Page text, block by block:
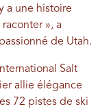
a une histoire
», a
de Utah.
Salt
allie élégance
72 pistes de ski